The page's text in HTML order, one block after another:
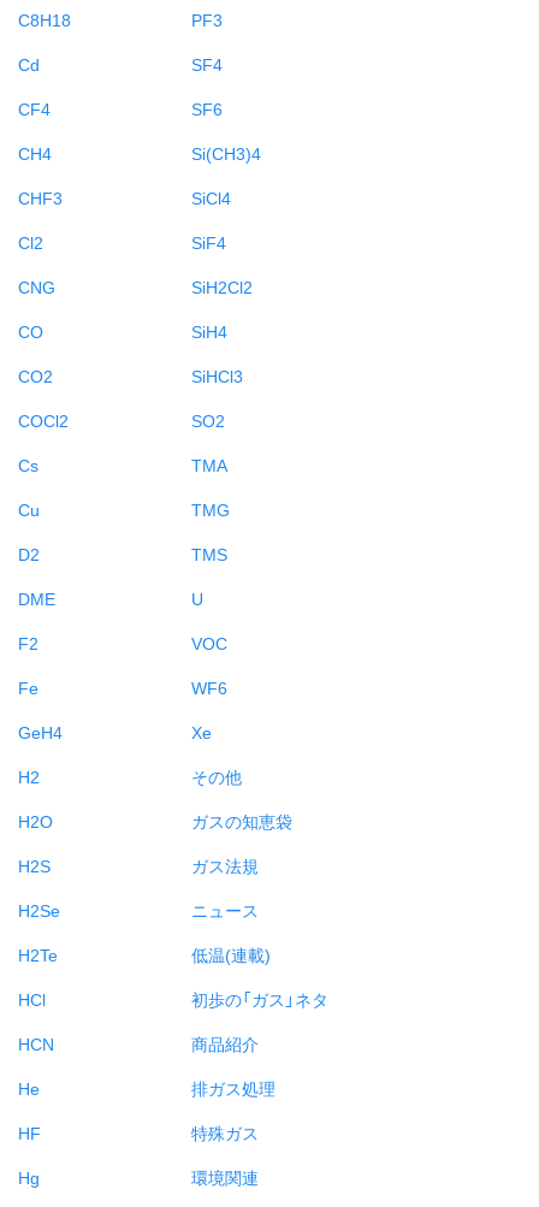
C8H18
Cd
CF4
CH4
CHF3
Cl2
CNG
CO
CO2
COCl2
Cs
Cu
D2
DME
F2
Fe
GeH4
H2
H2O
H2S
H2Se
H2Te
HCl
HCN
He
HF
Hg
PF3
SF4
SF6
Si(CH3)4
SiCl4
SiF4
SiH2Cl2
SiH4
SiHCl3
SO2
TMA
TMG
TMS
U
VOC
WF6
Xe
その他
ガスの知恵袋
ガス法規
ニュース
低温(連載)
初歩の「ガス」ネタ
商品紹介
排ガス処理
特殊ガス
環境関連